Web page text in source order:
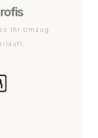
Ihr Umzug